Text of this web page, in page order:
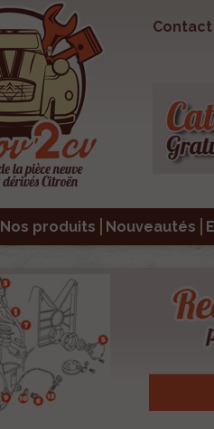
Contact
Nos produits Nouveautés